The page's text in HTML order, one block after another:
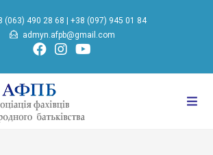
(063) 490 28 68
+38 (097) 945 01 84
admyn.afpb@gmail.com